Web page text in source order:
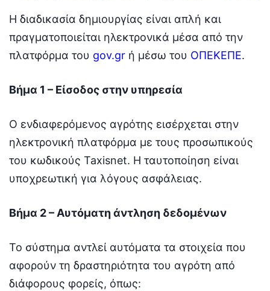
Η διαδικασία δημιουργίας είναι απλή και
πραγματοποιείται ηλεκτρονικά μέσα από την
πλατφόρμα του gov.gr ή μέσω του ΟΠΕΚΕΠΕ.
Βήμα 1 – Είσοδος στην υπηρεσία
Ο ενδιαφερόμενος αγρότης εισέρχεται στην
ηλεκτρονική πλατφόρμα με τους προσωπικούς
του κωδικούς Taxisnet. Η ταυτοποίηση είναι
υποχρεωτική για λόγους ασφάλειας.
Βήμα 2 – Αυτόματη άντληση δεδομένων
Το σύστημα αντλεί αυτόματα τα στοιχεία που
αφορούν τη δραστηριότητα του αγρότη από
διάφορους φορείς, όπως: